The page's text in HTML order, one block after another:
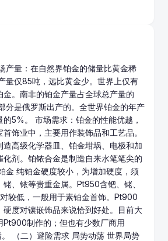
产量：在自然界铂金的储量比黄金稀
量仅85吨，远比黄金少。世界上仅有
金。南非的铂金产量占全球总产量的
分是俄罗斯出产的。全世界铂金的年产
5%。 市场需求：铂金的性能优越，
饰业中，主要用作装饰品和工艺品。
造高级化学器皿、铂金坩埚、电极和加
化剂。铂铱合金是制造自来水笔笔尖的
金 纯铂金硬度较小，为增加硬度，须
、铱等贵重金属。Pt950含钯、铑、
较低，一般用于素铂金首饰。Pt900
硬度对镶嵌饰品来说恰到好处。目前大
Pt900制作的；但也有少数厂商用
（二）避险需求 局势动荡 世界局势